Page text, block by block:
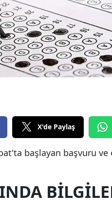
X'de Paylaş
başlayan başvuru